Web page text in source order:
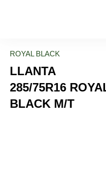
ROYAL BLACK
LLANTA
285/75R16
BLACK M/T